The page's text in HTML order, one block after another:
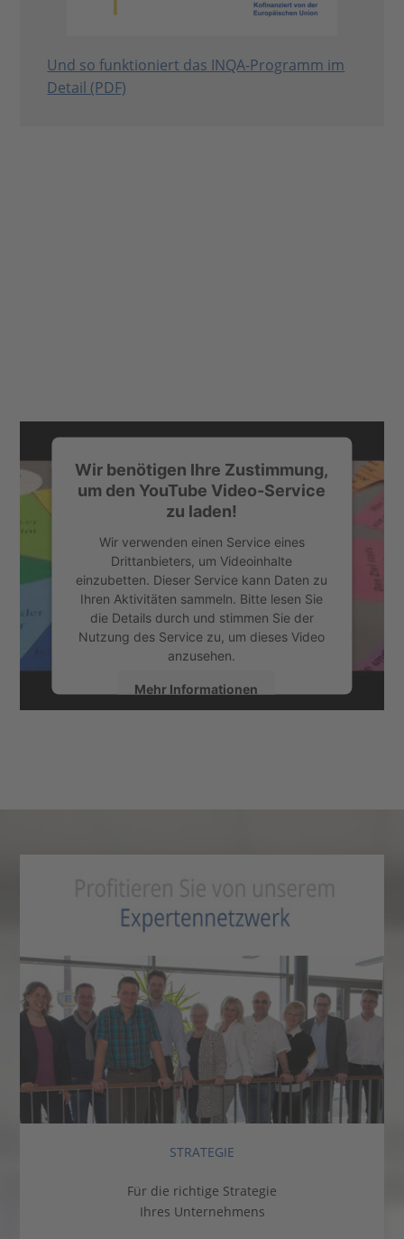
Und so funktioniert das INQA-Programm im
Detail (PDF)
Wir benötigen Ihre Zustimmung,
um den YouTube Video-Service
zu laden!
Wir verwenden einen Service eines
Drittanbieters, um Videoinhalte
einzubetten. Dieser Service kann Daten zu
Ihren Aktivitäten sammeln. Bitte lesen Sie
die Details durch und stimmen Sie der
Nutzung des Service zu, um dieses Video
anzusehen.
Mehr Informationen
STRATEGIE
Für die richtige Strategie
Ihres Unternehmens